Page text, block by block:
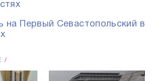
на Первый Севастопольский в